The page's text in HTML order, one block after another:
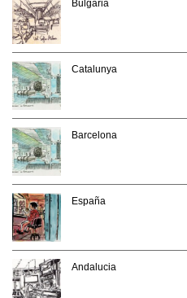
Bulgaria
Catalunya
Barcelona
España
Andalucia